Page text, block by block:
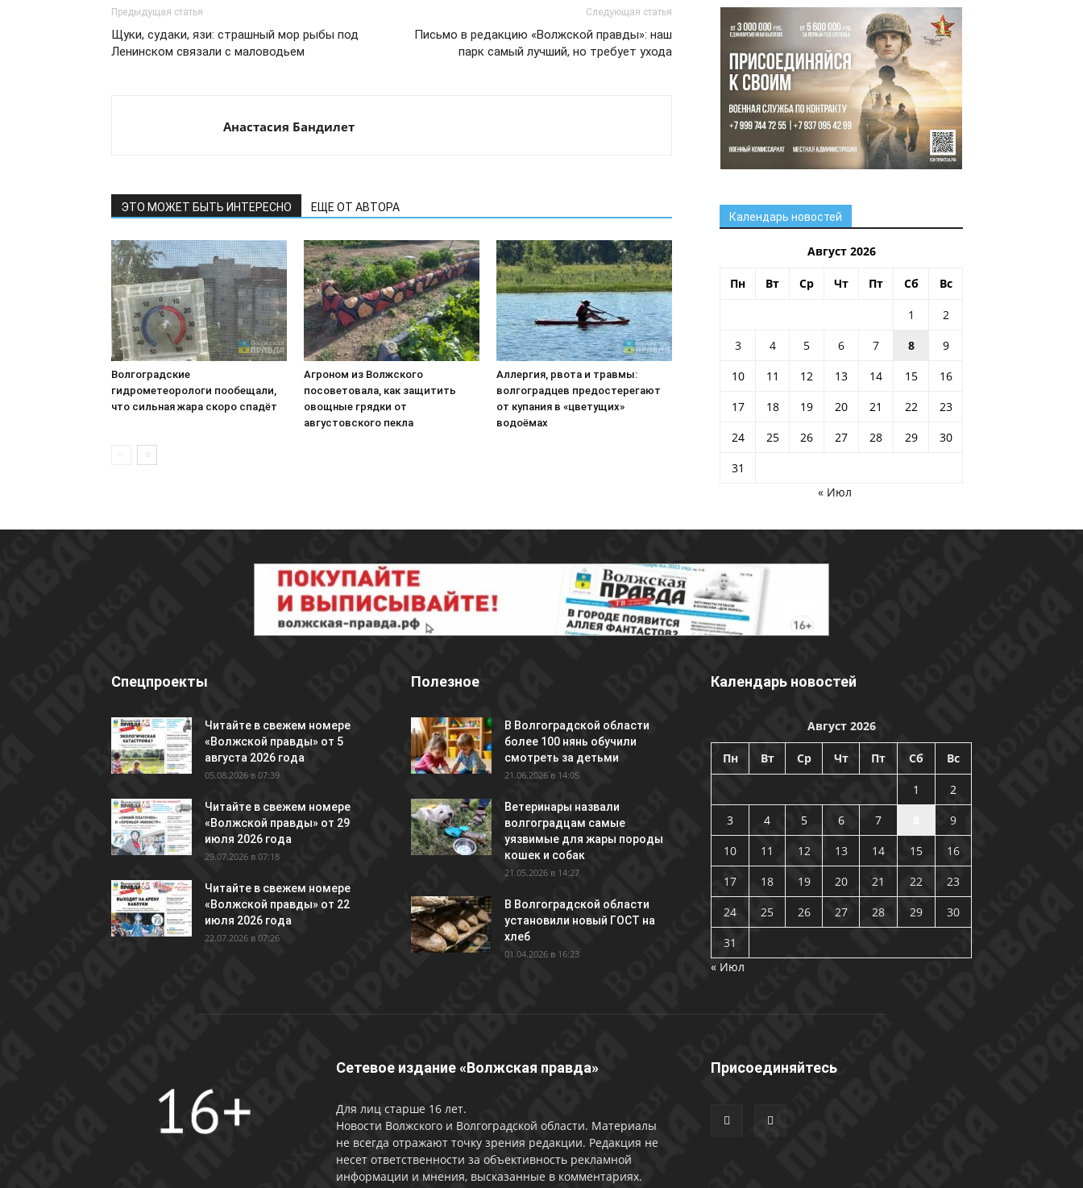
Предыдущая статья
Щуки, судаки, язи: страшный мор рыбы под
Ленинском связали с маловодьем
Следующая статья
Письмо в редакцию «Волжской правды»: наш
парк самый лучший, но требует ухода
Анастасия Бандилет
ЭТО МОЖЕТ БЫТЬ ИНТЕРЕСНО ЕЩЕ ОТ АВТОРА
Волгоградские
гидрометеорологи пообещали,
что сильная жара скоро спадёт
Агроном из Волжского
посоветовала, как защитить
овощные грядки от
августовского пекла
Аллергия, рвота и травмы:
волгоградцев предостерегают
от купания в «цветущих»
водоёмах
Календарь новостей
Август 2026
Пн Вт Ср Чт Пт Сб Вс
1
2
3
4 5 6 7 8
9
10
11 12 13 14 15
16
17
18 19 20 21 22
23
24
25 26 27 28 29
30
31
« Июл
Спецпроекты
Читайте в свежем номере
«Волжской правды» от 5
августа 2026 года
05.08.2026 в 07:39
Читайте в свежем номере
«Волжской правды» от 29
июля 2026 года
29.07.2026 в 07:18
Читайте в свежем номере
«Волжской правды» от 22
июля 2026 года
22.07.2026 в 07:26
Полезное
В Волгоградской области
более 100 нянь обучили
смотреть за детьми
21.06.2026 в 14:05
Ветеринары назвали
волгоградцам самые
уязвимые для жары породы
кошек и собак
21.05.2026 в 14:27
В Волгоградской области
установили новый ГОСТ на
хлеб
01.04.2026 в 16:23
Календарь новостей
Август 2026
Пн Вт Ср Чт Пт Сб Вс
1
2
3
4 5 6 7
9
10
11 12 13 14 15
16
17
18 19 20 21 22
23
24
25 26 27 28 29
30
31
« Июл
Сетевое издание «Волжская правда»
Для лиц старше 16 лет.
Новости Волжского и Волгоградской области. Материалы
не всегда отражают точку зрения редакции. Редакция не
несет ответственности за объективность рекламной
информации и мнения, высказанные в комментариях.
Присоединяйтесь